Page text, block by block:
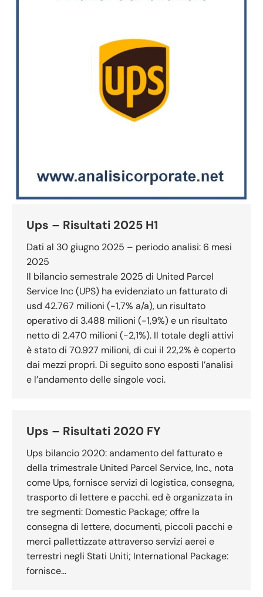
Ups – Risultati 2025 H1
Dati al 30 giugno 2025 – periodo analisi: 6 mesi
2025
Il bilancio semestrale 2025 di United Parcel
Service Inc (UPS) ha evidenziato un fatturato di
usd 42.767 milioni (-1,7% a/a), un risultato
operativo di 3.488 milioni (-1,9%) e un risultato
netto di 2.470 milioni (-2,1%). Il totale degli attivi
è stato di 70.927 milioni, di cui il 22,2% è coperto
dai mezzi propri. Di seguito sono esposti l’analisi
e l’andamento delle singole voci.
Ups – Risultati 2020 FY
Ups bilancio 2020: andamento del fatturato e
della trimestrale United Parcel Service, Inc., nota
come Ups, fornisce servizi di logistica, consegna,
trasporto di lettere e pacchi. ed è organizzata in
tre segmenti: Domestic Package; offre la
consegna di lettere, documenti, piccoli pacchi e
merci pallettizzate attraverso servizi aerei e
terrestri negli Stati Uniti; International Package:
fornisce…